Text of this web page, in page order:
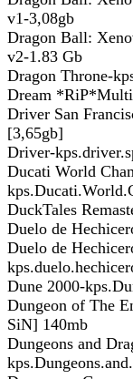
v1-3,08gb
Dragon Ball:
v2-1.83 Gb
Dragon Throne-
Dream
Driver San
[3,65gb]
Driver-
Ducati World
DuckTales
Duelo de
Duelo de
Dune 2000-
Dungeon of The
SiN] 140mb
Dungeons and